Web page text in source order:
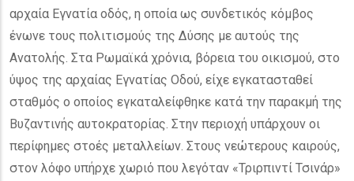
αρχαία Εγνατία οδός, η οποία ως συνδετικός κόμβος
ένωνε τους πολιτισμούς της Δύσης με αυτούς της
Ανατολής. Στα Ρωμαϊκά χρόνια, βόρεια του οικισμού, στο
ύψος της αρχαίας Εγνατίας Οδού, είχε εγκατασταθεί
σταθμός ο οποίος εγκαταλείφθηκε κατά την παρακμή της
Βυζαντινής αυτοκρατορίας. Στην περιοχή υπάρχουν οι
περίφημες στοές μεταλλείων. Στους νεώτερους καιρούς,
στον λόφο υπήρχε χωριό που λεγόταν «Τριρπιντί Τσινάρ»